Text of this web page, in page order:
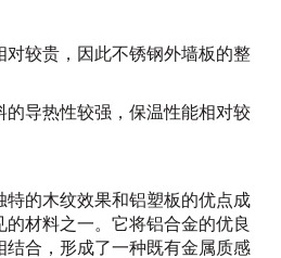
对较贵，因此不锈钢外墙板的整
的导热性较强，保温性能相对较
特的木纹效果和铝塑板的优点成
材料之一。它将铝合金的优良
结合，形成了一种既有金属质感